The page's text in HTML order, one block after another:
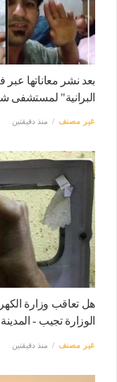
بعد نشر معاناتها
البرانية" لمستشفى
غير مصنف منذ دقيقتين
هل تعاقب وزارة
الوزارة تجيب -
غير مصنف منذ دقيقتين